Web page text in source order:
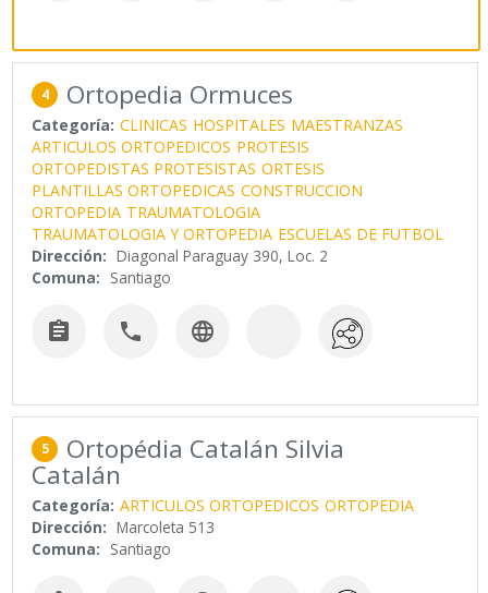
4 Ortopedia Ormuces
Categoría: CLINICAS HOSPITALES MAESTRANZAS
ARTICULOS ORTOPEDICOS PROTESIS
ORTOPEDISTAS PROTESISTAS ORTESIS
PLANTILLAS ORTOPEDICAS CONSTRUCCION
ORTOPEDIA TRAUMATOLOGIA
TRAUMATOLOGIA Y ORTOPEDIA ESCUELAS DE FUTBOL
Dirección: Diagonal Paraguay 390, Loc. 2
Comuna: Santiago
  
5 Ortopédia Catalán Silvia
Catalán
Categoría: ARTICULOS ORTOPEDICOS ORTOPEDIA
Dirección: Marcoleta 513
Comuna: Santiago